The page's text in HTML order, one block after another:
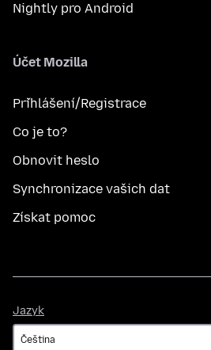
Nightly pro Android
Účet Mozilla
Přihlášení/Registrace
Co je to?
Obnovit heslo
Synchronizace vašich dat
Získat pomoc
Jazyk